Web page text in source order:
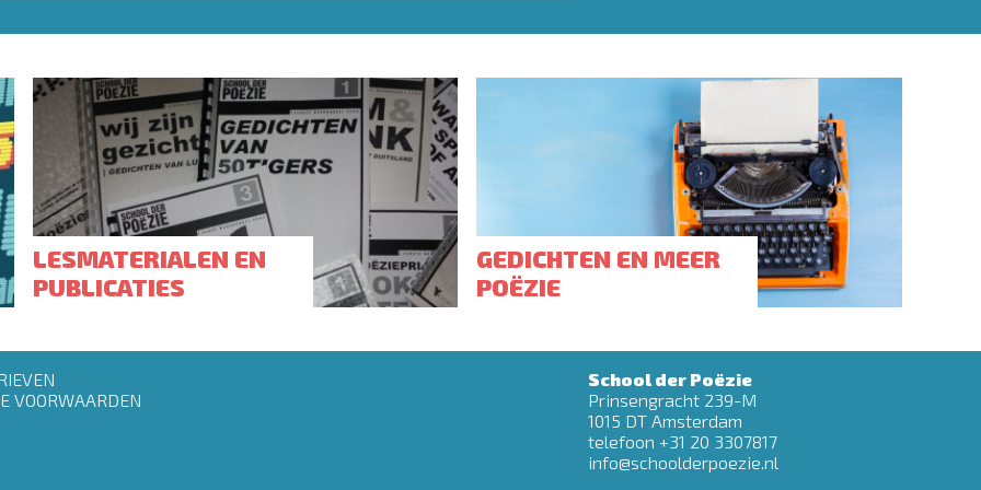
LESMATERIALEN EN
PUBLICATIES
GEDICHTEN EN MEER
POËZIE
VOORWAARDEN
School der Poëzie
Prinsengracht 239-M
1015 DT Amsterdam
telefoon +31 20 3307817
info@schoolderpoezie.nl